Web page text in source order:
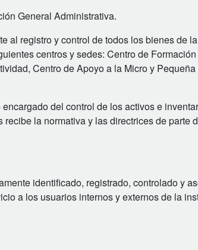
General Administrativa.
al registro y control de todos los bienes de
centros y sedes: Centro de
Centro de Apoyo a la Micro y
del control de los activos e
la normativa y las directrices de parte
identificado, registrado, controlado y
a los usuarios internos y externos de la